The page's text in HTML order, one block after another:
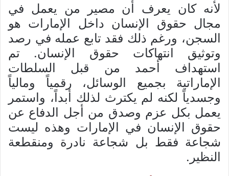
لأنه كان يعرف أن مصير من يعمل في
مجال حقوق الإنسان داخل الإمارات هو
السجن، ورغم ذلك فقد تابع عمله في رصد
وتوثيق انتهاكات حقوق الإنسان. تم
استهداف أحمد من قبل السلطات
الإماراتية بجميع الوسائل، رقمياً ومالياً
وجسدياً لكنه لم يكترث لذلك أبداً، واستمر
يعمل بكل عزم وصدق من أجل الدفاع عن
حقوق الإنسان في الإمارات وهذه ليست
شجاعة فقط بل شجاعة نادرة ومنقطعة
النظير.